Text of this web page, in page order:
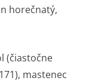
horečnatý,
(čiastočne
mastenec